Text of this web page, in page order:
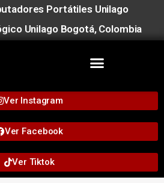
Portátiles Unilago
Unilago Bogotá, Colombia
Ver Instagram
Ver Facebook
Ver Tiktok